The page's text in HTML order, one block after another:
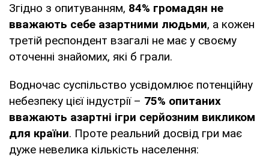
Згідно з опитуванням, 84% громадян не
вважають себе азартними людьми, а кожен
третій респондент взагалі не має у своєму
оточенні знайомих, які б грали.
Водночас суспільство усвідомлює потенційну
небезпеку цієї індустрії – 75% опитаних
вважають азартні ігри серйозним викликом
для країни. Проте реальний досвід гри має
дуже невелика кількість населення: